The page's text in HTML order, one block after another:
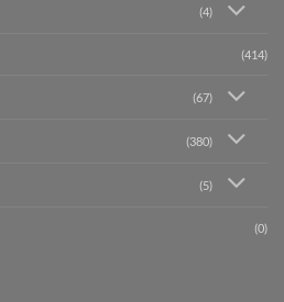
(4)
(414)
(67)
(380)
(5)
(0)